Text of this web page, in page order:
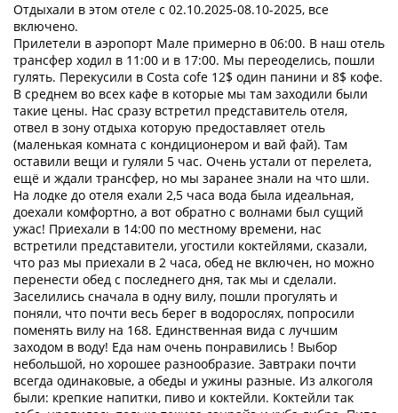
Отдыхали в этом отеле с 02.10.2025-08.10-2025, все
включено.
Прилетели в аэропорт Мале примерно в 06:00. В наш отель
трансфер ходил в 11:00 и в 17:00. Мы переоделись, пошли
гулять. Перекусили в Costa cofe 12$ один панини и 8$ кофе.
В среднем во всех кафе в которые мы там заходили были
такие цены. Нас сразу встретил представитель отеля,
отвел в зону отдыха которую предоставляет отель
(маленькая комната с кондиционером и вай фай). Там
оставили вещи и гуляли 5 час. Очень устали от перелета,
ещё и ждали трансфер, но мы заранее знали на что шли.
На лодке до отеля ехали 2,5 часа вода была идеальная,
доехали комфортно, а вот обратно с волнами был сущий
ужас! Приехали в 14:00 по местному времени, нас
встретили представители, угостили коктейлями, сказали,
что раз мы приехали в 2 часа, обед не включен, но можно
перенести обед с последнего дня, так мы и сделали.
Заселились сначала в одну вилу, пошли прогулять и
поняли, что почти весь берег в водорослях, попросили
поменять вилу на 168. Единственная вида с лучшим
заходом в воду! Еда нам очень понравились ! Выбор
небольшой, но хорошее разнообразие. Завтраки почти
всегда одинаковые, а обеды и ужины разные. Из алкоголя
были: крепкие напитки, пиво и коктейли. Коктейли так